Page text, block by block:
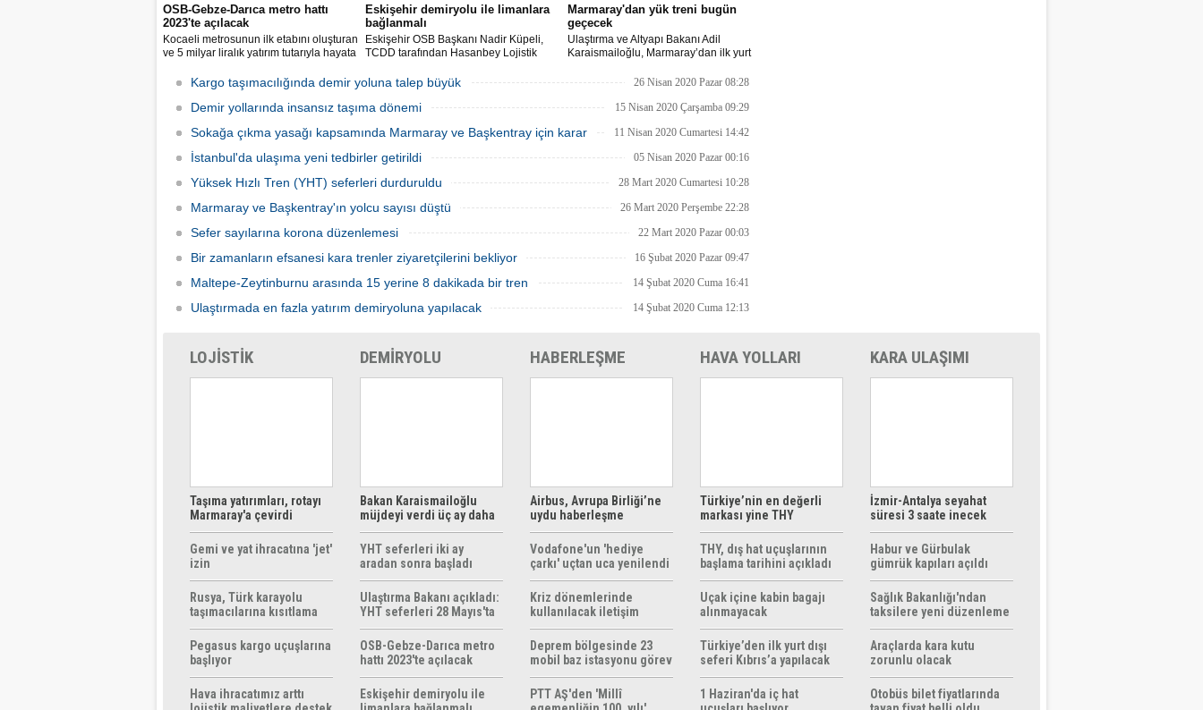
OSB-Gebze-Darıca metro hattı
2023'te açılacak
Kocaeli metrosunun ilk etabını oluşturan
ve 5 milyar liralık yatırım tutarıyla hayata
Metro Hattı inşaatında tünel açma
çalışmaları devam ediyor.
Eskişehir demiryolu ile limanlara
bağlanmalı
Eskişehir OSB Başkanı Nadir Küpeli,
TCDD tarafından Hasanbey Lojistik
kilometrelik demiryolu hattının yapımı
konusunda artık adım atılmasını
beklediklerini belirtti.
Marmaray'dan yük treni bugün
geçecek
Ulaştırma ve Altyapı Bakanı Adil
Karaismailoğlu, Marmaray’dan ilk yurt
belirterek, “Yılda 25 bin konteyner,
yüklenerek Marmaray üzerinden Avrupa
Kargo taşımacılığında demir yoluna talep büyük 26 Nisan 2020 Pazar 08:28
Demir yollarında insansız taşıma dönemi 15 Nisan 2020 Çarşamba 09:29
Sokağa çıkma yasağı kapsamında Marmaray ve Başkentray için karar 11 Nisan 2020 Cumartesi 14:42
İstanbul'da ulaşıma yeni tedbirler getirildi 05 Nisan 2020 Pazar 00:16
Yüksek Hızlı Tren (YHT) seferleri durduruldu 28 Mart 2020 Cumartesi 10:28
Marmaray ve Başkentray'ın yolcu sayısı düştü 26 Mart 2020 Perşembe 22:28
Sefer sayılarına korona düzenlemesi 22 Mart 2020 Pazar 00:03
Bir zamanların efsanesi kara trenler ziyaretçilerini bekliyor 16 Şubat 2020 Pazar 09:47
Maltepe-Zeytinburnu arasında 15 yerine 8 dakikada bir tren 14 Şubat 2020 Cuma 16:41
Ulaştırmada en fazla yatırım demiryoluna yapılacak 14 Şubat 2020 Cuma 12:13
LOJİSTİK
Taşıma yatırımları, rotayı
Marmaray'a çevirdi
Gemi ve yat ihracatına 'jet'
izin
Rusya, Türk karayolu
taşımacılarına kısıtlama
getirebilir
Pegasus kargo uçuşlarına
başlıyor
Hava ihracatımız arttı
DEMİRYOLU
Bakan Karaismailoğlu
müjdeyi verdi üç ay daha
ücretsiz
YHT seferleri iki ay
aradan sonra başladı
Ulaştırma Bakanı açıkladı:
YHT seferleri 28 Mayıs'ta
başlıyor
OSB-Gebze-Darıca metro
hattı 2023'te açılacak
Eskişehir demiryolu ile
HABERLEŞME
Airbus, Avrupa Birliği’ne
uydu haberleşme
çözümleri sunuyor
Vodafone'un 'hediye
çarkı' uçtan uca yenilendi
Kriz dönemlerinde
kullanılacak iletişim
yöntemleri rehberi
hazırlandı
Deprem bölgesinde 23
mobil baz istasyonu görev
yapıyor
PTT AŞ'den 'Millî
HAVA YOLLARI
Türkiye’nin en değerli
markası yine THY
THY, dış hat uçuşlarının
başlama tarihini açıkladı
Uçak içine kabin bagajı
alınmayacak
Türkiye’den ilk yurt dışı
seferi Kıbrıs’a yapılacak
1 Haziran'da iç hat
KARA ULAŞIMI
İzmir-Antalya seyahat
süresi 3 saate inecek
Habur ve Gürbulak
gümrük kapıları açıldı
Sağlık Bakanlığı'ndan
taksilere yeni düzenleme
Araçlarda kara kutu
zorunlu olacak
Otobüs bilet fiyatlarında